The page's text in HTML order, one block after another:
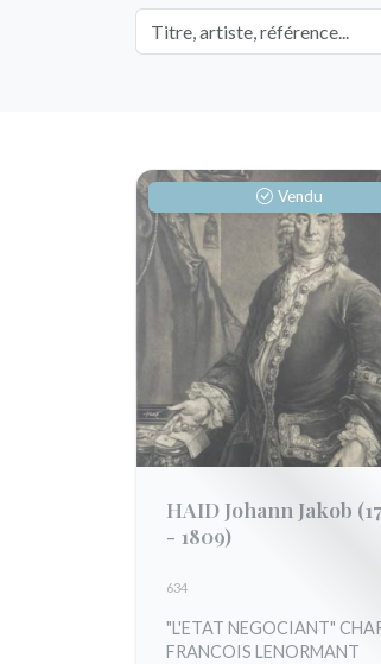
Vendu
HAID Johann Jakob
- 1809)
634
"L'ETAT NEGOCIANT"
FRANCOIS LENORMANT